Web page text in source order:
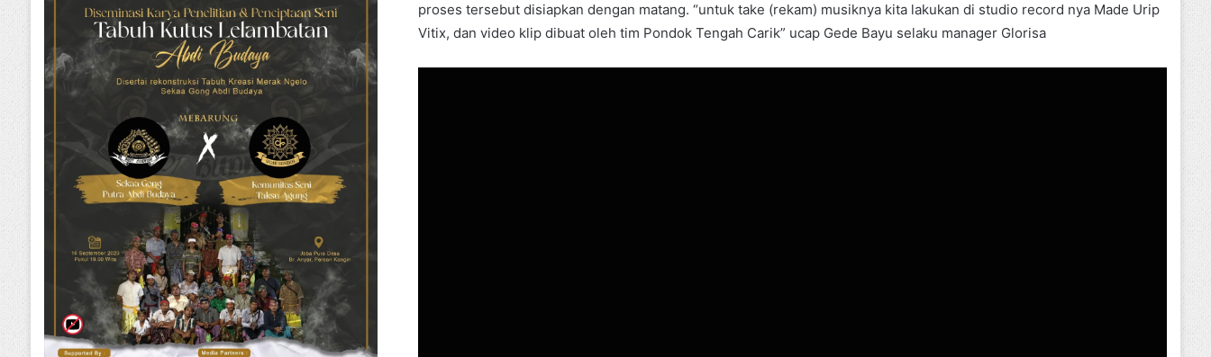
proses tersebut disiapkan dengan matang. “untuk take (rekam) musiknya kita lakukan di studio record nya Made Urip
Vitix, dan video klip dibuat oleh tim Pondok Tengah Carik” ucap Gede Bayu selaku manager Glorisa